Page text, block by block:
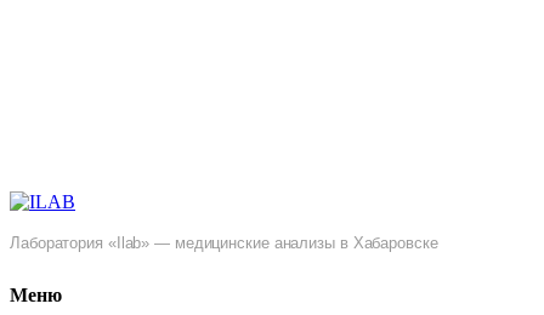
Лаборатория «Ilab» — медицинские анализы в Хабаровске
Меню